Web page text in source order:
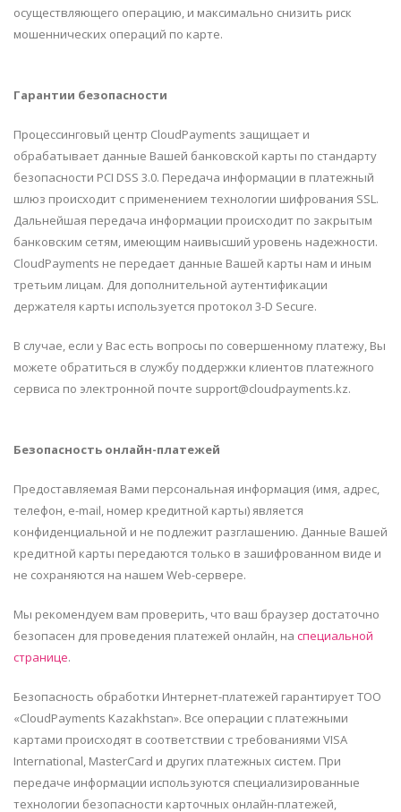
осуществляющего операцию, и максимально снизить риск
мошеннических операций по карте.
Гарантии безопасности
Процессинговый центр CloudPayments защищает и
обрабатывает данные Вашей банковской карты по стандарту
безопасности PCI DSS 3.0. Передача информации в платежный
шлюз происходит с применением технологии шифрования SSL.
Дальнейшая передача информации происходит по закрытым
банковским сетям, имеющим наивысший уровень надежности.
CloudPayments не передает данные Вашей карты нам и иным
третьим лицам. Для дополнительной аутентификации
держателя карты используется протокол 3-D Secure.
В случае, если у Вас есть вопросы по совершенному платежу, Вы
можете обратиться в службу поддержки клиентов платежного
сервиса по электронной почте support@cloudpayments.kz.
Безопасность онлайн-платежей
Предоставляемая Вами персональная информация (имя, адрес,
телефон, e-mail, номер кредитной карты) является
конфиденциальной и не подлежит разглашению. Данные Вашей
кредитной карты передаются только в зашифрованном виде и
не сохраняются на нашем Web-сервере.
Мы рекомендуем вам проверить, что ваш браузер достаточно
безопасен для проведения платежей онлайн, на специальной
странице.
Безопасность обработки Интернет-платежей гарантирует ТОО
«CloudPayments Kazakhstan». Все операции с платежными
картами происходят в соответствии с требованиями VISA
International, MasterCard и других платежных систем. При
передаче информации используются специализированные
технологии безопасности карточных онлайн-платежей,